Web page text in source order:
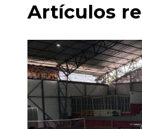
Artículos